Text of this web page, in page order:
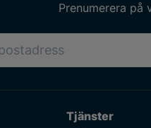
Prenumerera
Tjänster